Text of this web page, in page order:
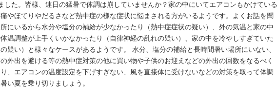
した。皆様、連日の猛暑で体調は崩していませんか？家の中にいてエアコンもかけている
やほてりやだるさなど熱中症の様な症状に悩まされる方がいるようです。よくお話を聞
にいるから水分や塩分の補給が少なかったり（熱中症症状の疑い）、外の気温と家の中
温調整が上手くいかなかったり（自律神経の乱れの疑い）、家の中を冷やしすぎていた
疑い）と様々なケースがあるようです。 水分、塩分の補給と長時間暑い場所にいない、
外出を避ける等の熱中症対策の他に買い物や子供のお迎えなどの外出の回数をなるべく
、エアコンの温度設定を下げすぎない、風を直接体に受けないなどの対策を取って体調
い夏を乗り切りましょう。